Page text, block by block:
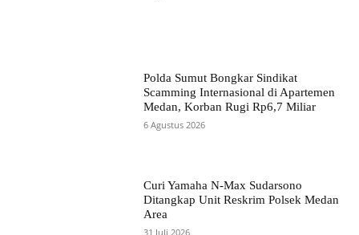
Polda Sumut Bongkar Sindikat
Scamming Internasional di Apartemen
Medan, Korban Rugi Rp6,7 Miliar
6 Agustus 2026
Curi Yamaha N-Max Sudarsono
Ditangkap Unit Reskrim Polsek Medan
Area
31 Juli 2026